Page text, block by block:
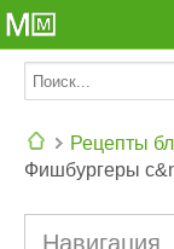
Рецепты
Фишбургеры
Навигация